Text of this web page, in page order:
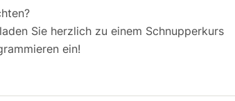
Sie herzlich zu einem Schnupperkurs
ein!